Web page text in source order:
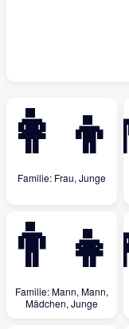
👩‍👦
Familie: Frau, Junge
Familie: Mann, Mann,
Mädchen, Junge